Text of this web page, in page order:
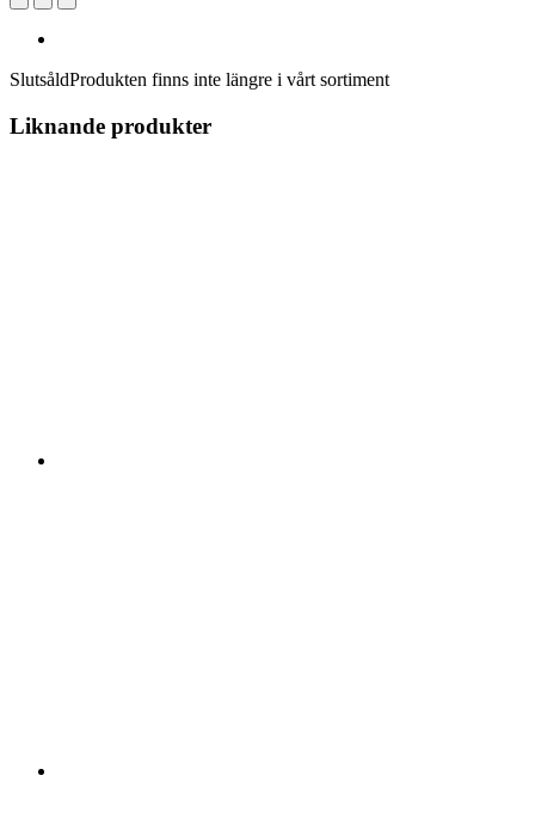
SlutsåldProdukten finns inte längre i vårt sortiment
Liknande produkter